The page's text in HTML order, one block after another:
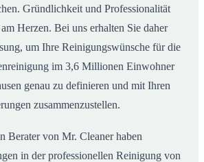
Gründlichkeit und Professionalität
Herzen. Bei uns erhalten Sie daher
um Ihre Reinigungswünsche für die
im 3,6 Millionen Einwohner
genau zu definieren und mit Ihren
zusammenzustellen.
Berater von Mr. Cleaner haben
in der professionellen Reinigung von